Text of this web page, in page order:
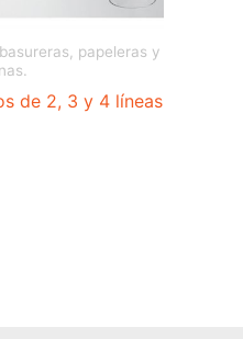
papeleras y
de 2, 3 y 4 líneas